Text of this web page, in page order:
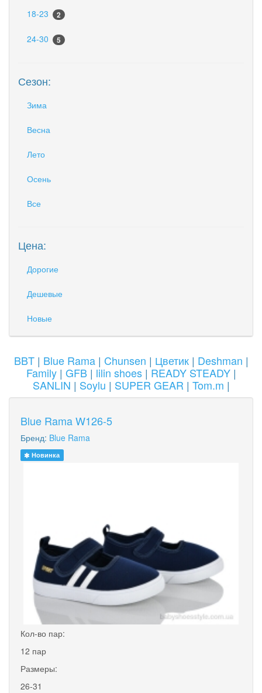
18-23 2
24-30 5
Сезон:
Зима
Весна
Лето
Осень
Все
Цена:
Дорогие
Дешевые
Новые
BBT| Blue Rama| Chunsen | Цветик| Deshman |
Family| GFB| lilin shoes| READY STEADY|
SANLIN | Soylu | SUPER GEAR | Tom.m |
Blue Rama W126-5
Бренд: Blue Rama
Новинка
Кол-во пар:
12 пар
Размеры:
26-31